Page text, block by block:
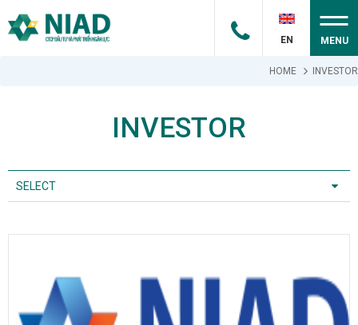
EN MENU
HOME INVESTOR
INVESTOR
SELECT